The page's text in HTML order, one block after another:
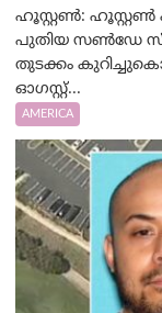
ഹൂസ്റ്റൺ: ഹൂസ്റ്റൺ
പുതിയ സൺഡേ
തുടക്കം
ഓഗസ്റ്റ്...
AMERICA